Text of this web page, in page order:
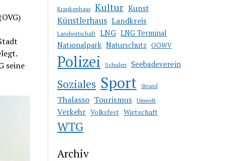
seine
Krankenhaus Kultur Kunst
Künstlerhaus Landkreis
Landwirtschaft LNG LNG Terminal
Nationalpark Naturschutz OOWV
Polizei Schulen Seebadeverein
Soziales Sport Strand
Thalasso Tourismus Umwelt
Verkehr Volksfest Wirtschaft
WTG
Archiv